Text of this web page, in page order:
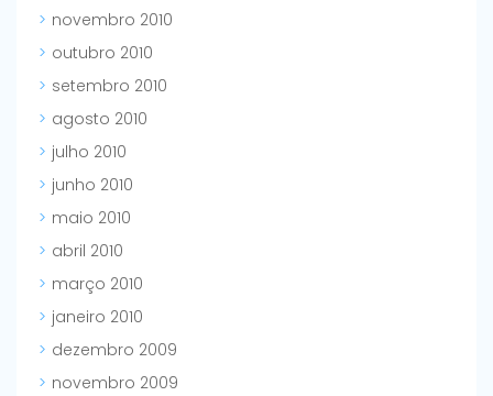
novembro 2010
outubro 2010
setembro 2010
agosto 2010
julho 2010
junho 2010
maio 2010
abril 2010
março 2010
janeiro 2010
dezembro 2009
novembro 2009